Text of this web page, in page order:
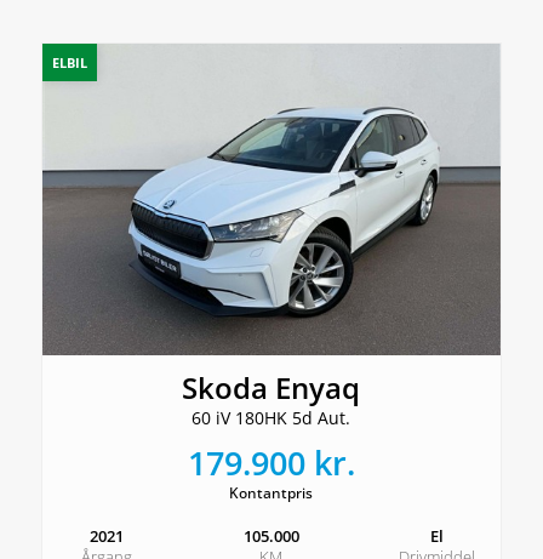
ELBIL
Skoda Enyaq
60 iV 180HK 5d Aut.
179.900 kr.
Kontantpris
2021
105.000
El